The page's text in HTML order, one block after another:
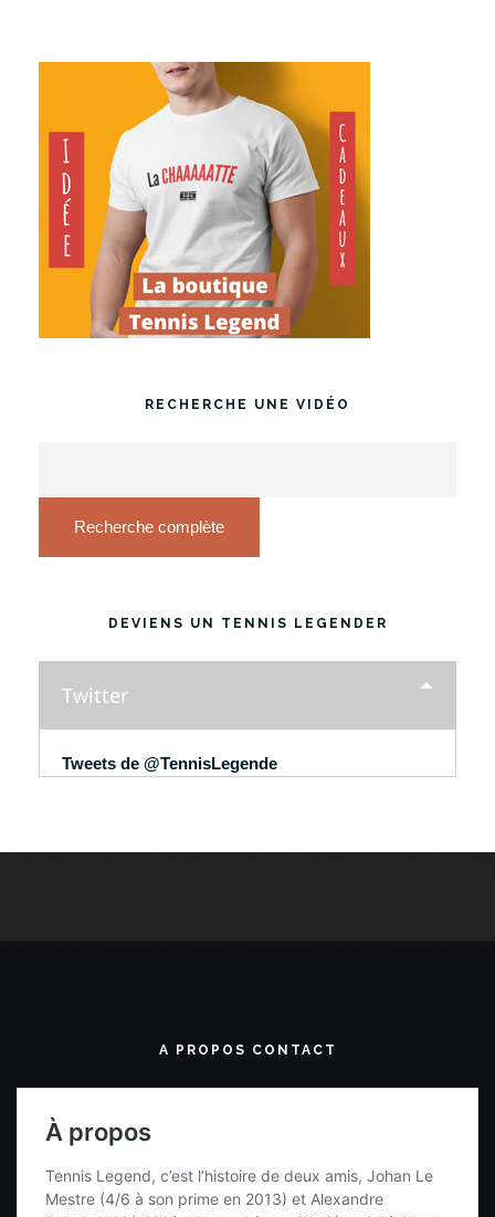
RECHERCHE UNE VIDÉO
Recherche complète
DEVIENS UN TENNIS LEGENDER
Twitter
Tweets de @TennisLegende
A PROPOS CONTACT